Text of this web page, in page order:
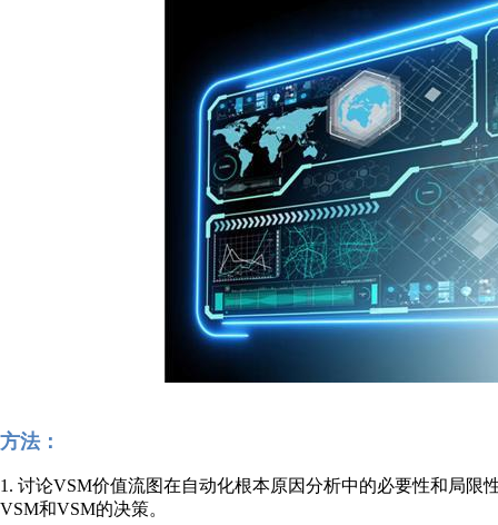
方法：
1. 讨论VSM价值流图在自动化根本原因分析中的必要性和局
VSM和VSM的决策。